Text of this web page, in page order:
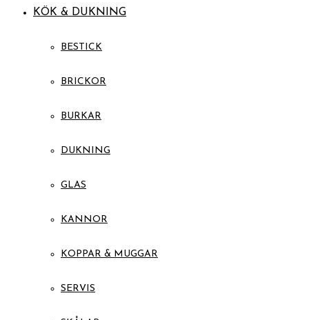
KÖK & DUKNING
BESTICK
BRICKOR
BURKAR
DUKNING
GLAS
KANNOR
KOPPAR & MUGGAR
SERVIS